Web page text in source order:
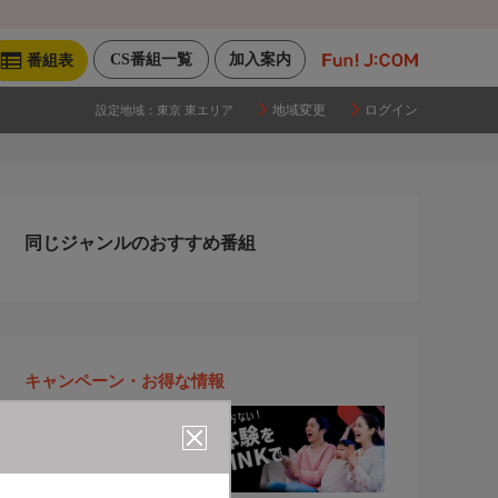
加入案内
CS番組一覧
番組表
設定地域： 東京 東エリア 地域変更 ログイン
同じジャンルのおすすめ番組
キャンペーン・お得な情報